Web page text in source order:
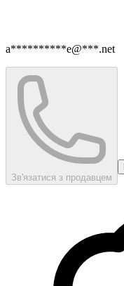
a**********e@***.net
Зв'язатися з продавцем